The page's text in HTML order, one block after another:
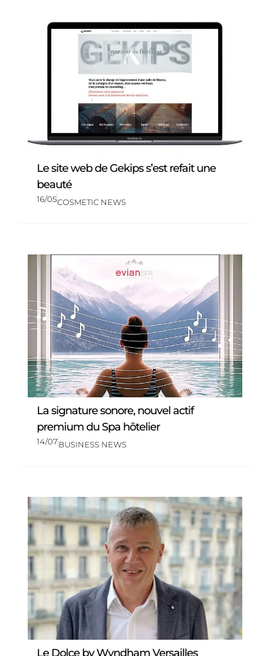
Le site web de Gekips s’est refait une
beauté
16/05COSMETIC NEWS
La signature sonore, nouvel actif
premium du Spa hôtelier
14/07BUSINESS NEWS
Le Dolce by Wyndham Versailles